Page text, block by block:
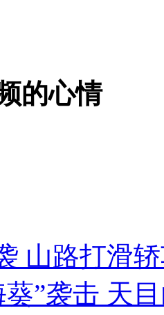
下狠手拳打脚踢
应
的心情
山路打滑
葵”袭击 天